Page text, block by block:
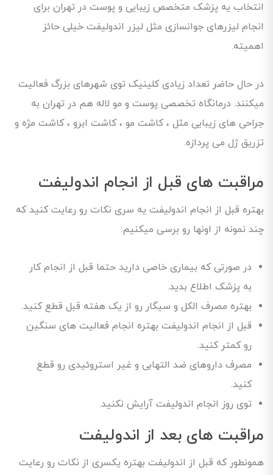
انتخاب یه پزشک متخصص زیبایی و پوست در تهران برای
انجام لیزرهای جوانسازی مثل لیزر اندولیفت خیلی حائز
اهمیته.
در حال حاضر تعداد زیادی کلینیک توی شهرهای بزرگ فعالیت
میکنند. درمانگاه تخصصی پوست و مو لاله هم در تهران به
جراحی های زیبایی مثل ، کاشت مو ، کاشت ابرو ، کاشت مژه و
تزریق ژل می پردازه.
مراقبت های قبل از انجام اندولیفت
بهتره قبل از انجام اندولیفت یه سری نکات رو رعایت کنید که
چند نمونه از اونها رو برسی میکنیم:
در صورتی که بیماری خاصی دارید حتما قبل از انجام کار
به پزشک اطلاع بدید.
بهتره مصرف الکل و سیگار رو از یک هفته قبل قطع کنید.
قبل از انجام اندولیفت بهتره انجام فعالیت های سنگین
رو کمتر کنید.
مصرف داروهای ضد التهابی و غیر استروئیدی رو قطع
کنید.
توی روز انجام اندولیفت آرایش نکنید.
مراقبت های بعد از اندولیفت
همونطور که قبل از اندولیفت بهتره یکسری از نکات رو رعایت